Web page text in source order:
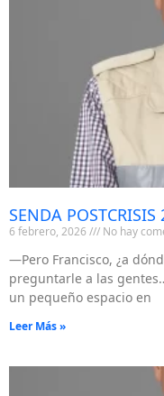
SENDA
6 febrero, 2026 No hay
—Pero Francisco, ¿a
preguntarle a las
un pequeño espacio en
Leer Más »